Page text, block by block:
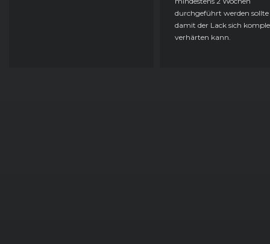
durchgeführt werden sollte
damit der Lack sich
verhärten kann.